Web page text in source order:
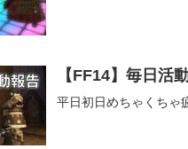
【FF14】毎日活
平日初日めちゃくちゃ